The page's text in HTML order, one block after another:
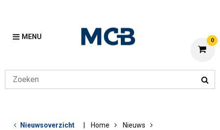
MENU 0
Nieuwsoverzicht Home
Nieuws